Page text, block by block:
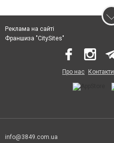
Реклама на сайті
Франшиза "CitySites"
Про нас Контакти
info@3849.com.ua